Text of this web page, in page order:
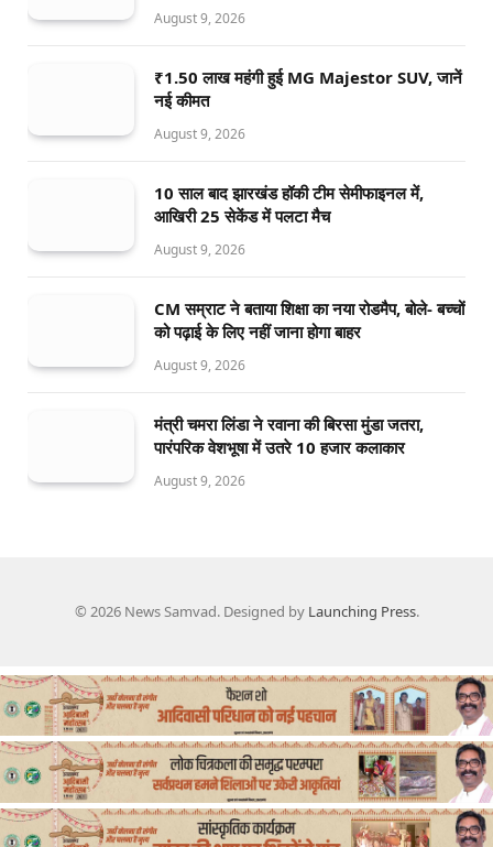
August 9, 2026
₹1.50 लाख महंगी हुई MG Majestor SUV, जानें
नई कीमत
August 9, 2026
10 साल बाद झारखंड हॉकी टीम सेमीफाइनल में,
आखिरी 25 सेकेंड में पलटा मैच
August 9, 2026
CM सम्राट ने बताया शिक्षा का नया रोडमैप, बोले- बच्चों
को पढ़ाई के लिए नहीं जाना होगा बाहर
August 9, 2026
मंत्री चमरा लिंडा ने रवाना की बिरसा मुंडा जतरा,
पारंपरिक वेशभूषा में उतरे 10 हजार कलाकार
August 9, 2026
© 2026 News Samvad. Designed by Launching Press.